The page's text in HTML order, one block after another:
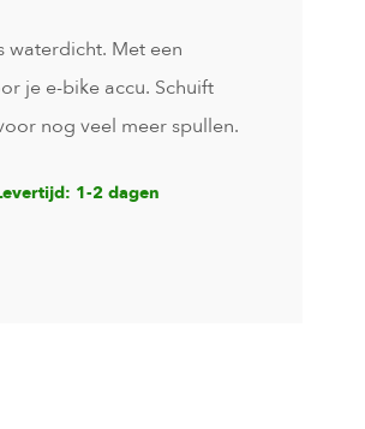
waterdicht. Met een
je e-bike accu. Schuift
nog veel meer spullen.
1-2 dagen